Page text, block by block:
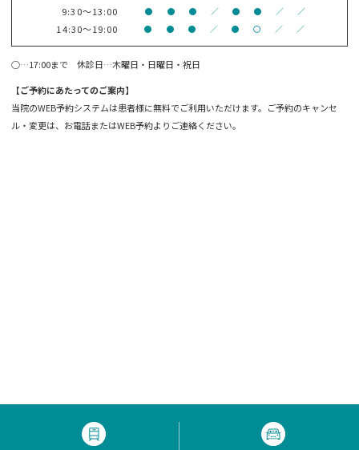
9:30～13:00 ● ● ● ／ ● ● ／ ／
14:30～19:00 ● ● ● ／ ● 〇 ／ ／
○…17:00まで 休診日…木曜日・日曜日・祝日
【ご予約にあたってのご案内】
当院のWEB予約システムは患者様に無料でご利用いただけます。ご予約のキャンセ
ル・変更は、お電話またはWEB予約よりご連絡ください。